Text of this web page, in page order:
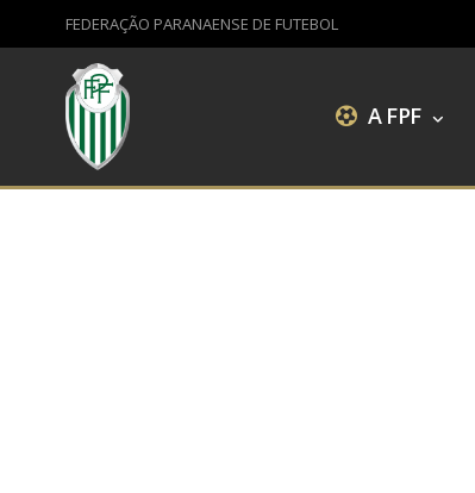
FEDERAÇÃO PARANAENSE DE FUTEBOL
A FPF